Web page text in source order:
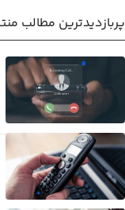
پربازدیدترین مطالب